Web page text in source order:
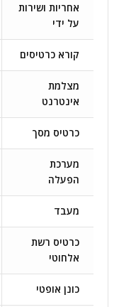
אחריות ושירות
על ידי
קורא כרטיסים
מצלמת
אינטרנט
כרטיס מסך
מערכת
הפעלה
מעבד
כרטיס רשת
אלחוטי
כונן אופטי